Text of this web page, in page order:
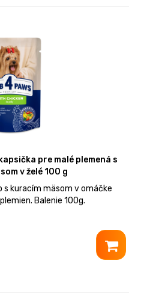
pre malé plemená s
v želé 100 g
s kuracím mäsom v omáčke
Balenie 100g.